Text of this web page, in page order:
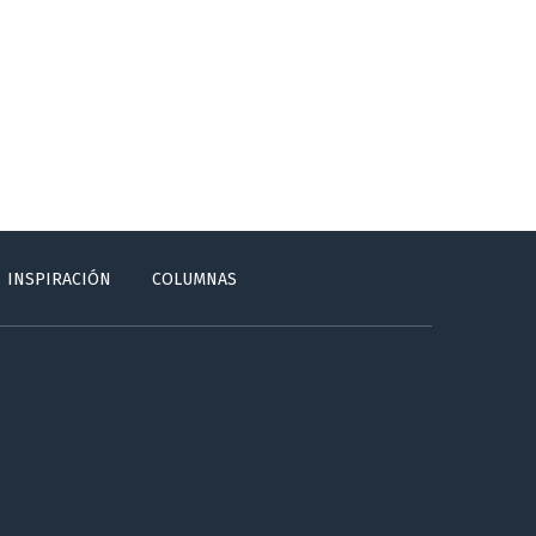
INSPIRACIÓN COLUMNAS